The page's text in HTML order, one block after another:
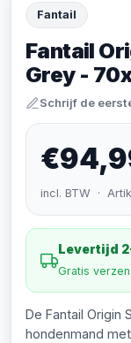
Fantail
Fantail
Grey -
Schrijf de
incl. BTW ·
Levertijd
Gratis
De Fantail Origin
hondenmand